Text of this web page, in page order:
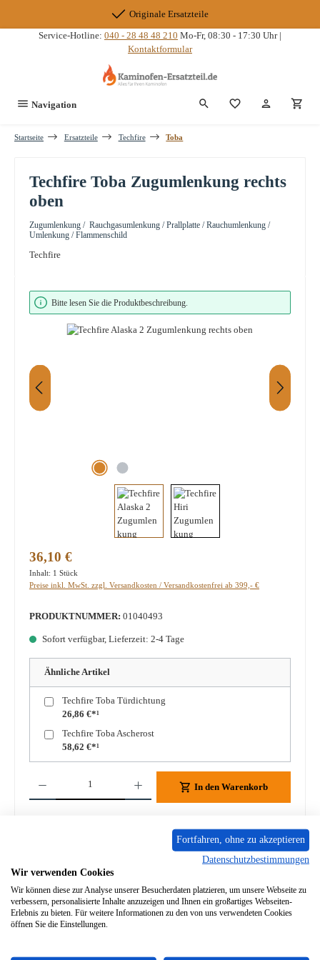
Originale Ersatzteile
Service-Hotline: 040 - 28 48 48 210 Mo-Fr, 08:30 - 17:30 Uhr |
Kontaktformular
Navigation Du hast 0
Startseite Ersatzteile Techfire Toba
Techfire Toba Zugumlenkung rechts
oben
Zugumlenkung / Rauchgasumlenkung / Prallplatte / Rauchumlenkung /
Umlenkung / Flammenschild
Techfire
Bildergalerie überspringen
Bitte lesen Sie die Produktbeschreibung.
Regulärer Preis:
36,10 €
Inhalt: 1 Stück
Preise inkl. MwSt. zzgl. Versandkosten / Versandkostenfrei ab 399,- €
PRODUKTNUMMER: 01040493
Sofort verfügbar, Lieferzeit: 2-4 Tage
Ähnliche Artikel
Techfire Toba Türdichtung
26,86 €*¹
Techfire Toba Ascherost
58,62 €*¹
In den Warenkorb
Fortfahren, ohne zu akzeptieren
Datenschutzbestimmungen
Wir verwenden Cookies
Wir können diese zur Analyse unserer Besucherdaten platzieren, um unsere Webseite zu
verbessern, personalisierte Inhalte anzuzeigen und Ihnen ein großartiges Webseiten-
Erlebnis zu bieten. Für weitere Informationen zu den von uns verwendeten Cookies
öffnen Sie die Einstellungen.